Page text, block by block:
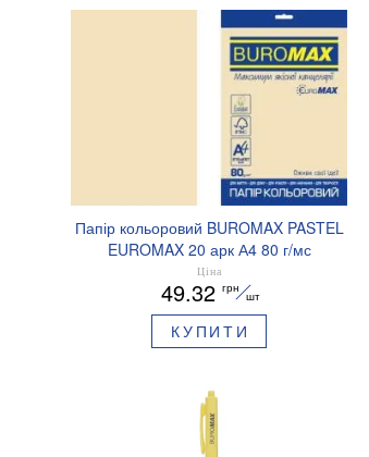
Папір кольоровий BUROMAX PASTEL
EUROMAX 20 арк А4 80 г/мс
BM.2721220E-08
Ціна
49.32 грн
шт
КУПИТИ